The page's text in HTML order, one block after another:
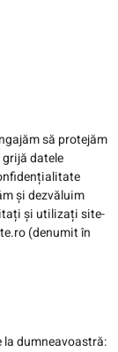
să protejăm
datele
și dezvăluim
și utilizați site-
(denumit în
la dumneavoastră: